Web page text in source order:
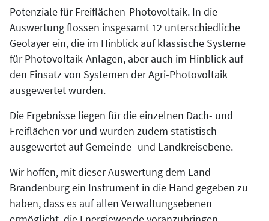
Potenziale für Freiflächen-Photovoltaik. In die
Auswertung flossen insgesamt 12 unterschiedliche
Geolayer ein, die im Hinblick auf klassische Systeme
für Photovoltaik-Anlagen, aber auch im Hinblick auf
den Einsatz von Systemen der Agri-Photovoltaik
ausgewertet wurden.
Die Ergebnisse liegen für die einzelnen Dach- und
Freiflächen vor und wurden zudem statistisch
ausgewertet auf Gemeinde- und Landkreisebene.
Wir hoffen, mit dieser Auswertung dem Land
Brandenburg ein Instrument in die Hand gegeben zu
haben, dass es auf allen Verwaltungsebenen